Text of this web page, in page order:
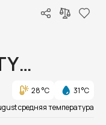
28 °C
31 °C
средняя температура